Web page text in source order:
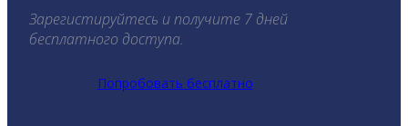
Зарегистируйтесь и получите 7 дней
бесплатного доступа.
Попробовать бесплатно